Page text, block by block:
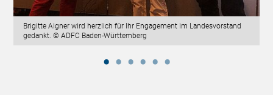
Brigitte Aigner wird herzlich für Ihr Engagement im Landesvorstand
gedankt. © ADFC Baden-Württemberg